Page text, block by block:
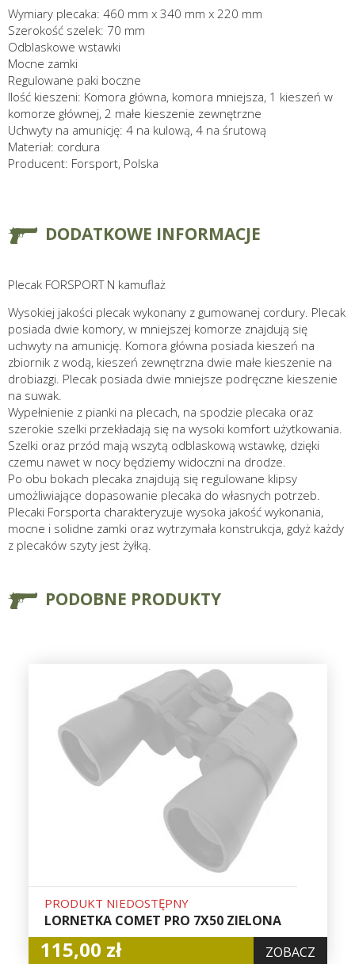
Wymiary plecaka: 460 mm x 340 mm x 220 mm
Szerokość szelek: 70 mm
Odblaskowe wstawki
Mocne zamki
Regulowane paki boczne
Ilość kieszeni: Komora główna, komora mniejsza, 1 kieszeń w
komorze głównej, 2 małe kieszenie zewnętrzne
Uchwyty na amunicję: 4 na kulową, 4 na śrutową
Materiał: cordura
Producent: Forsport, Polska
DODATKOWE INFORMACJE
Plecak FORSPORT N kamuflaż
Wysokiej jakości plecak wykonany z gumowanej cordury. Plecak
posiada dwie komory, w mniejszej komorze znajdują się
uchwyty na amunicję. Komora główna posiada kieszeń na
zbiornik z wodą, kieszeń zewnętrzna dwie małe kieszenie na
drobiazgi. Plecak posiada dwie mniejsze podręczne kieszenie
na suwak.
Wypełnienie z pianki na plecach, na spodzie plecaka oraz
szerokie szelki przekładają się na wysoki komfort użytkowania.
Szelki oraz przód mają wszytą odblaskową wstawkę, dzięki
czemu nawet w nocy będziemy widoczni na drodze.
Po obu bokach plecaka znajdują się regulowane klipsy
umożliwiające dopasowanie plecaka do własnych potrzeb.
Plecaki Forsporta charakteryzuje wysoka jakość wykonania,
mocne i solidne zamki oraz wytrzymała konstrukcja, gdyż każdy
z plecaków szyty jest żyłką.
PODOBNE PRODUKTY
PRODUKT NIEDOSTĘPNY
LORNETKA COMET PRO 7X50 ZIELONA
115,00 zł ZOBACZ